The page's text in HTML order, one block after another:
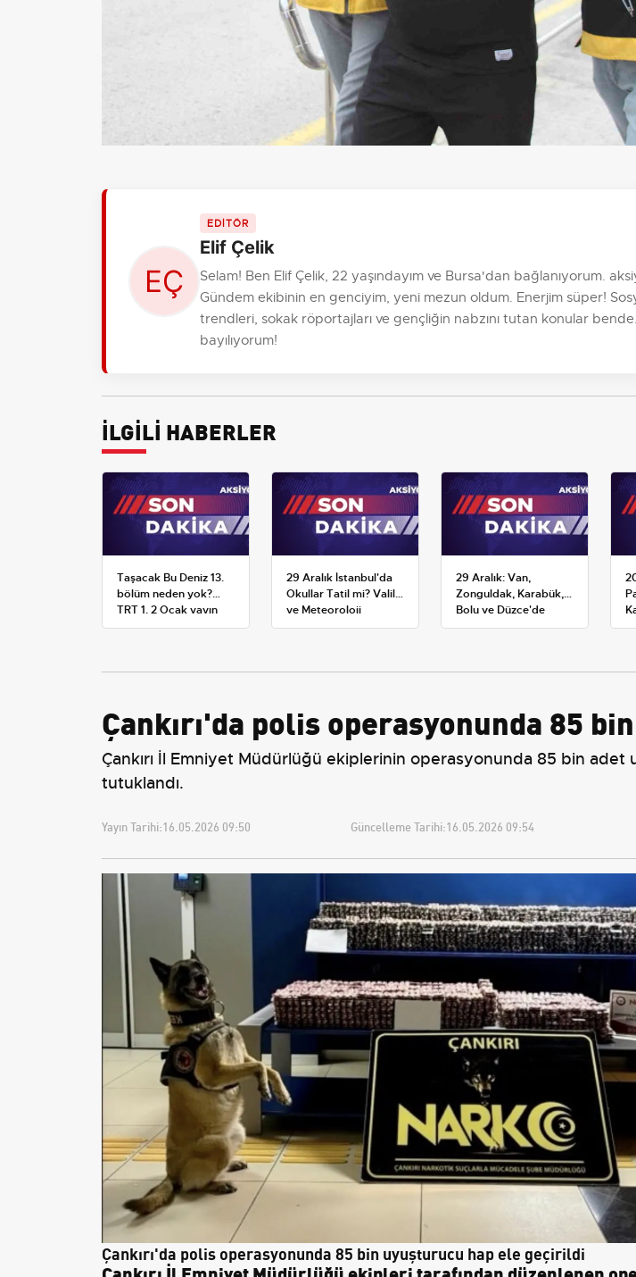
EDİTÖR
Elif Çelik
Selam! Ben Elif Çelik, 22 yaşındayım ve Bursa'dan bağlanıyorum.
Gündem ekibinin en genciyim, yeni mezun oldum. Enerjim süper!
trendleri, sokak röportajları ve gençliğin nabzını tutan konular
bayılıyorum!
İLGİLİ HABERLER
Taşacak Bu Deniz 13.
bölüm neden yok?
TRT 1, 2 Ocak yayın
planını değiştirdi
29 Aralık İstanbul'da
Okullar Tatil mi? Valilik
ve Meteoroloji
Açıklamaları
29 Aralık: Van,
Zonguldak, Karabük,
Bolu ve Düzce'de
okullar tatil —
Çankırı'da polis operasyonunda 85
Çankırı İl Emniyet Müdürlüğü ekiplerinin operasyonunda 85 bin
tutuklandı.
Yayın Tarihi:16.05.2026 09:50 Güncelleme Tarihi:16.05.2026 09:54
Çankırı'da polis operasyonunda 85 bin uyuşturucu hap ele geçirildi